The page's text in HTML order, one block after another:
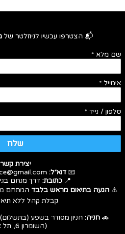
📬 הצטרפו עכשיו לניוזלטר של
שם מלא *
אימייל *
טלפון / נייד *
שלח
יצירת קשר
📧דוא״ל:
📍 כתובת: דרך מנחם בגין 14, תל
⚠️ הגעה בתיאום מראש בלבד המתחם
קבלת קהל ללא
🚗 חניה: חניון מסודר בשפע
(השומרון 6, תל אביב).